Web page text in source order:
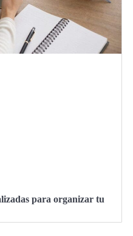
para organizar tu